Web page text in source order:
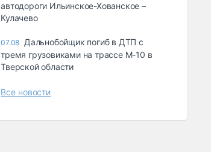
автодороги Ильинское-Хованское –
Кулачево
07.08 Дальнобойщик погиб в ДТП с
тремя грузовиками на трассе М-10 в
Тверской области
Все новости